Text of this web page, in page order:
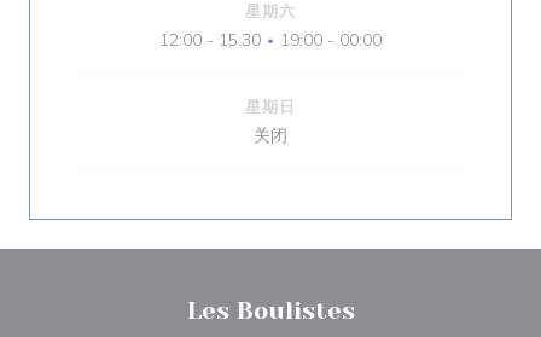
星期六
12:00 - 15:30 • 19:00 - 00:00
星期日
关闭
Les Boulistes